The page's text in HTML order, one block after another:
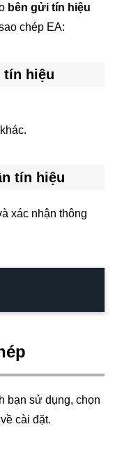
bên gửi tín hiệu
chép EA:
tín hiệu
tín hiệu
xác nhận thông
bạn sử dụng, chọn
cài đặt.